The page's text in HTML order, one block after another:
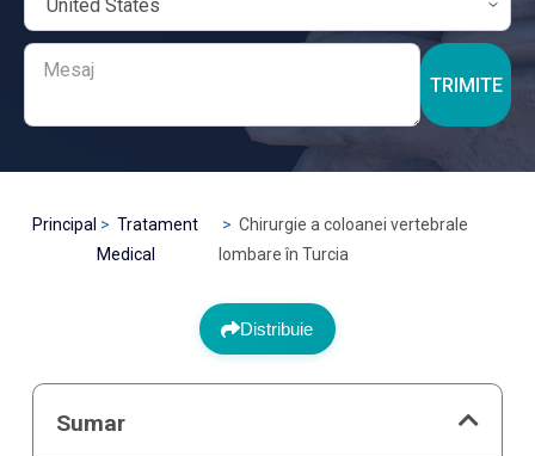
TRIMITE
Principal
Tratament
Medical
Chirurgie a coloanei vertebrale
lombare în Turcia
Distribuie
Sumar